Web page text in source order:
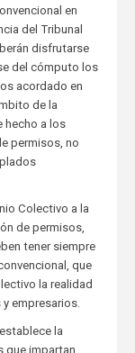
en
del Tribunal
disfrutarse
del cómputo los
acordado en
de la
hecho a los
permisos, no
Colectivo a la
de permisos,
tener siempre
que
la realidad
empresarios.
la
que impartan